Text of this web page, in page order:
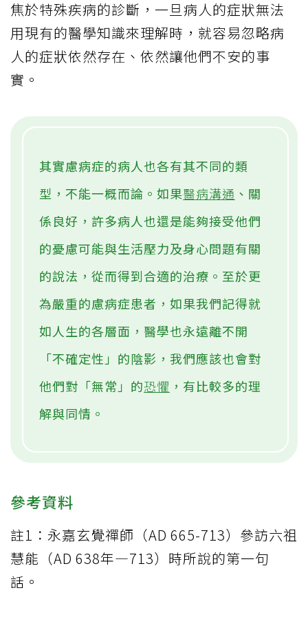
焦於特殊疾病的診斷，一旦病人的症狀無法
用現有的醫學知識來理解時，就容易忽略病
人的症狀依然存在、依然讓他們不安的事
實。
其實慮病症的病人也各有其不同的類
型，不能一概而論。如果醫病溝通 、關
係良好，許多病人也還是能夠接受他們
的憂慮可能與生活壓力及身心問題有關
的說法，從而得到合適的治療。至於更
為嚴重的慮病症患者，如果我們記得就
如人生的各層面，醫學也永遠離不開
「不確定性」的陰影，我們應該也會對
他們對「無常」的恐懼 ，有比較多的理
解與同情。
參考資料
註1：永嘉玄覺禪師（AD 665-713）參訪六祖
慧能（AD 638年—713）時所說的第一句
話。